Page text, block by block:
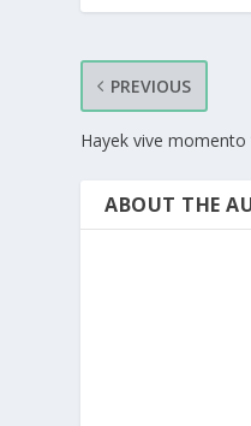
PREVIOUS
Hayek vive momento
ABOUT THE